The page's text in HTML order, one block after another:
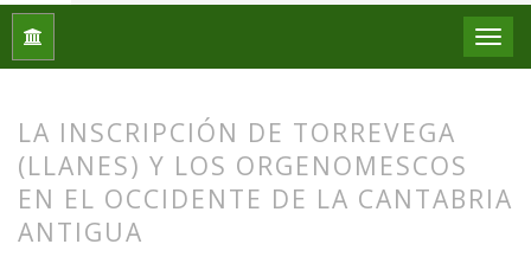
Inicio
LA INSCRIPCIÓN DE TORREVEGA
(LLANES) Y LOS ORGENOMESCOS
EN EL OCCIDENTE DE LA CANTABRIA
ANTIGUA